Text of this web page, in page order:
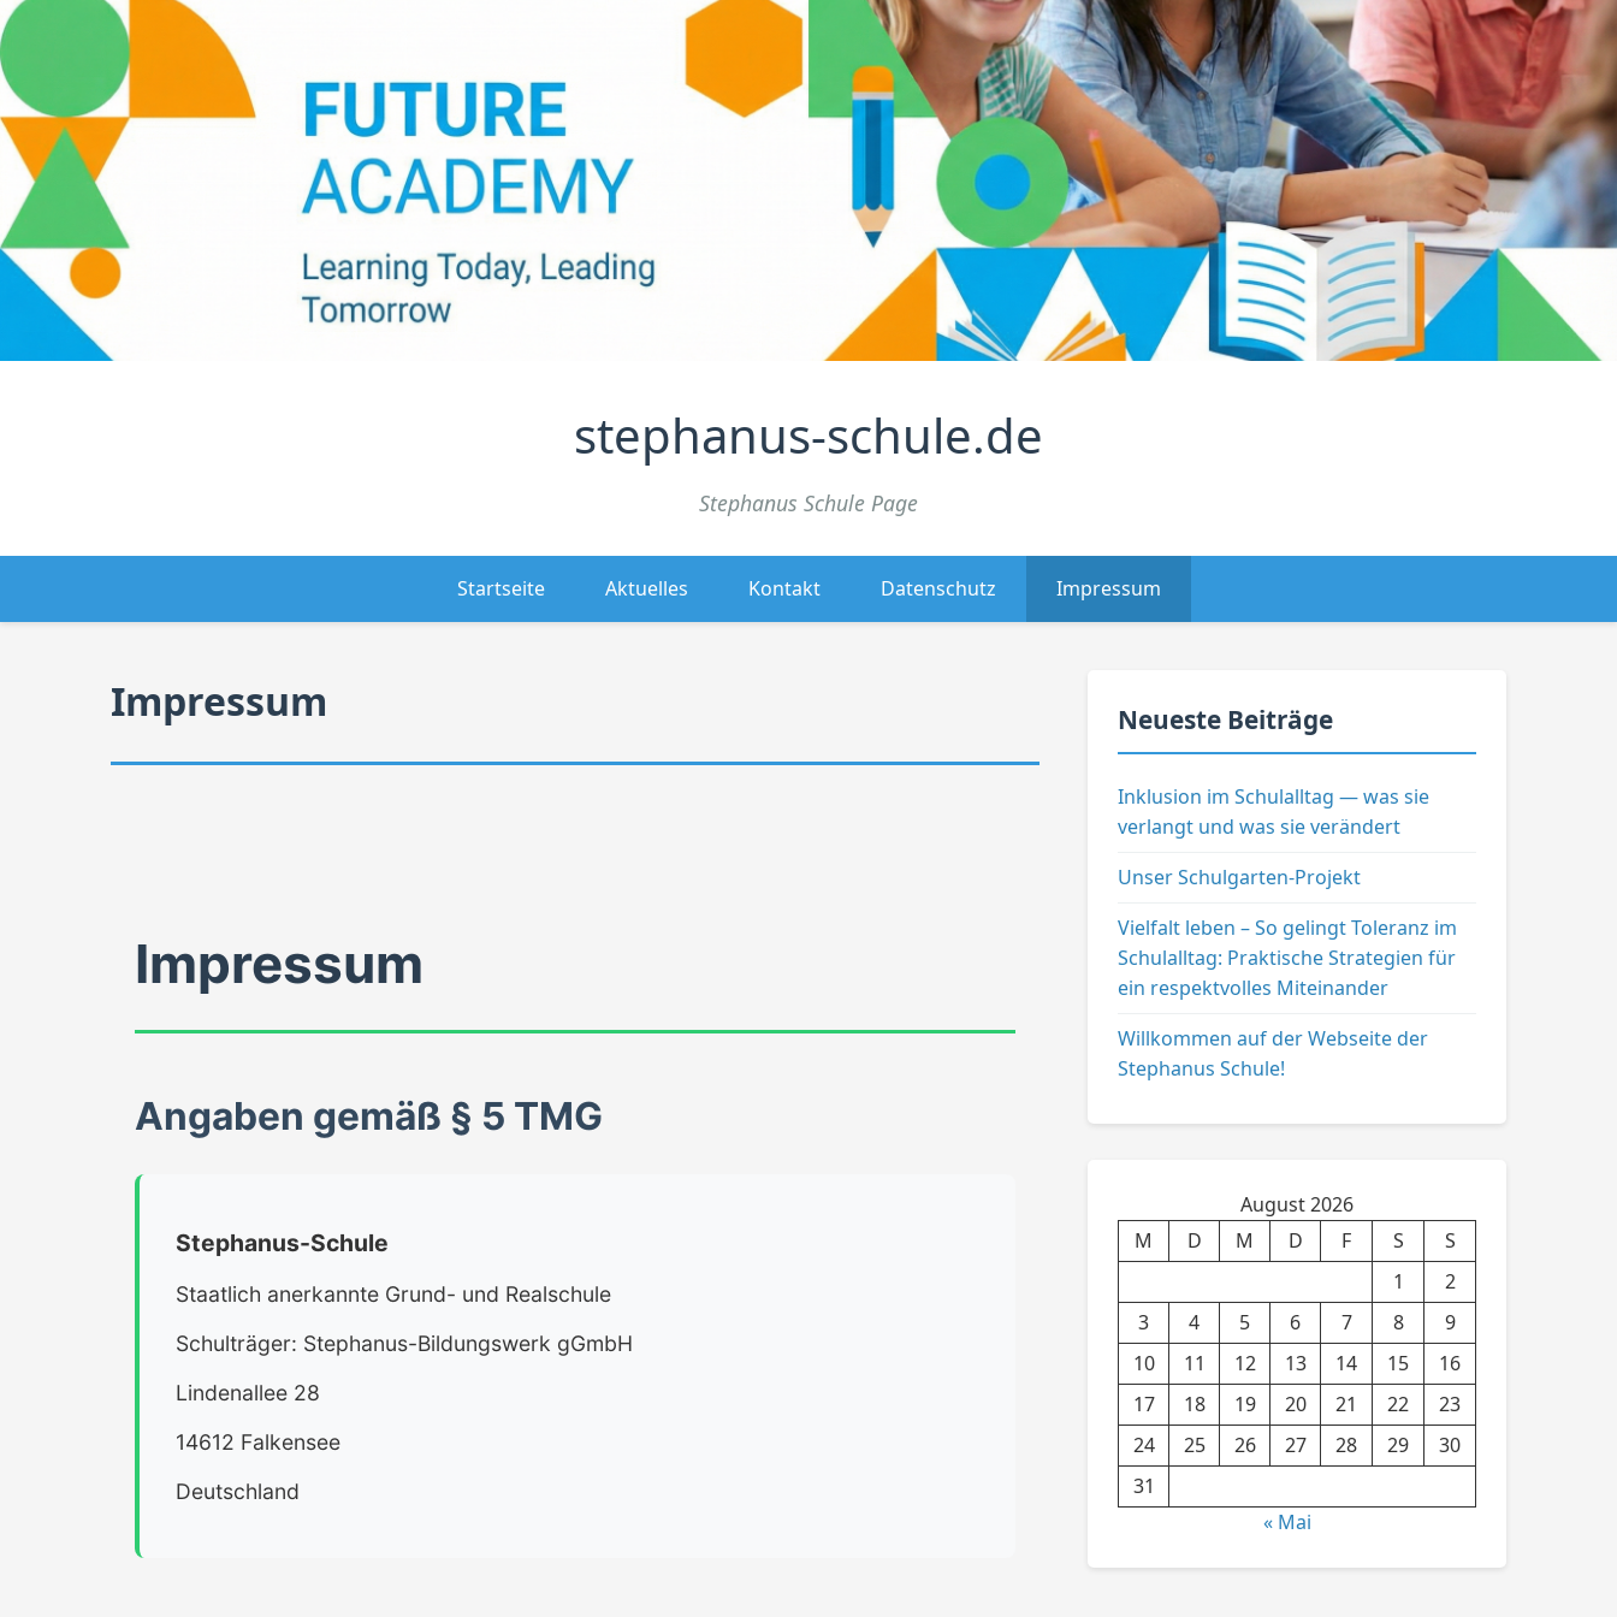
stephanus-schule.de
Stephanus Schule Page
Startseite Aktuelles Kontakt Datenschutz Impressum
Impressum
Impressum
Angaben gemäß § 5 TMG
Stephanus-Schule
Staatlich anerkannte Grund- und Realschule
Schulträger: Stephanus-Bildungswerk gGmbH
Lindenallee 28
14612 Falkensee
Deutschland
Neueste Beiträge
Inklusion im Schulalltag — was sie
verlangt und was sie verändert
Unser Schulgarten-Projekt
Vielfalt leben – So gelingt Toleranz im
Schulalltag: Praktische Strategien für
ein respektvolles Miteinander
Willkommen auf der Webseite der
Stephanus Schule!
August 2026
M
D M D F S
S
1
2
3
4 5 6 7 8
9
10
11 12 13 14 15
16
17
18 19 20 21 22
23
24
25 26 27 28 29
30
31
« Mai